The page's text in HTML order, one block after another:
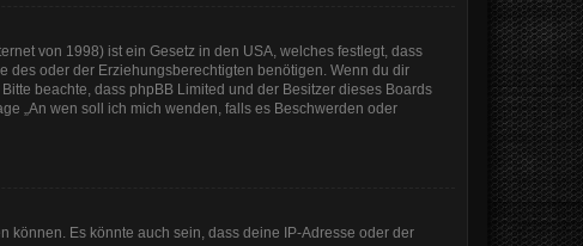
von 1998) ist ein Gesetz in den USA, welches festlegt, dass
oder der Erziehungsberechtigten benötigen. Wenn du dir
beachte, dass phpBB Limited und der Besitzer dieses Boards
„An wen soll ich mich wenden, falls es Beschwerden oder
können. Es könnte auch sein, dass deine IP-Adresse oder der